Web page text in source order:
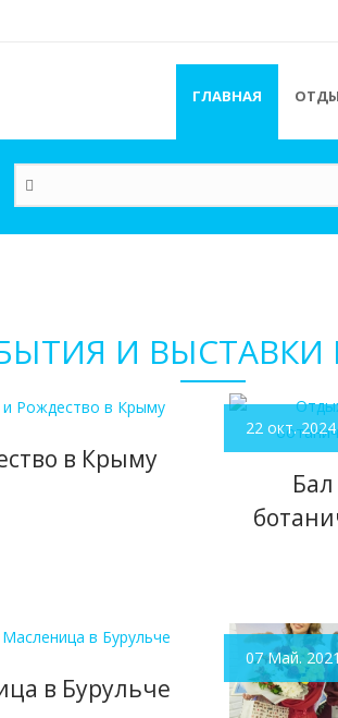
ГЛАВНАЯ
И ВЫСТАВКИ
в Крыму
22 окт. 2024
в Бурульче
07 Май.